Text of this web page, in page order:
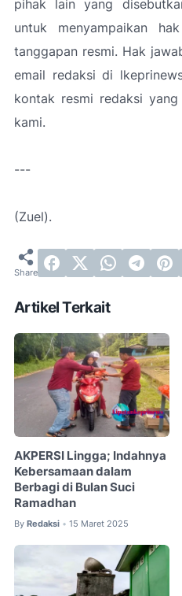
pihak lain yang
untuk menyampaikan
tanggapan resmi. Hak
email redaksi di
kontak resmi redaksi
kami.
---
(Zuel).
Artikel Terkait
AKPERSI Lingga; Indahnya
Kebersamaan dalam
Berbagi di Bulan Suci
Ramadhan
By Redaksi • 15 Maret 2025